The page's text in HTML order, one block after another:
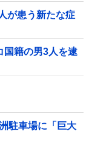
が患う新たな症
国籍の男3人を逮
駐車場に「巨大